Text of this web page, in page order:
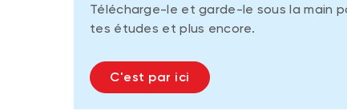
Télécharge-le et garde-le sous la main
tes études et plus encore.
C'est par ici